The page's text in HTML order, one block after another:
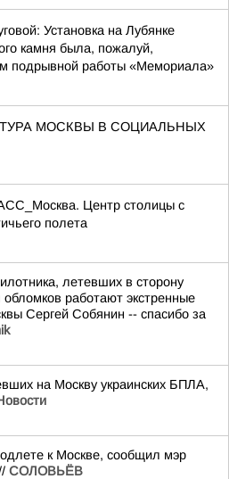
Установка на Лубянке
камня была, пожалуй,
подрывной работы «Мемориала»
МОСКВЫ В СОЦИАЛЬНЫХ
Центр столицы с
полета
летевших в сторону
работают экстренные
Сергей Собянин -- спасибо за
на Москву украинских БПЛА,
к Москве, сообщил мэр
СОЛОВЬЁВ